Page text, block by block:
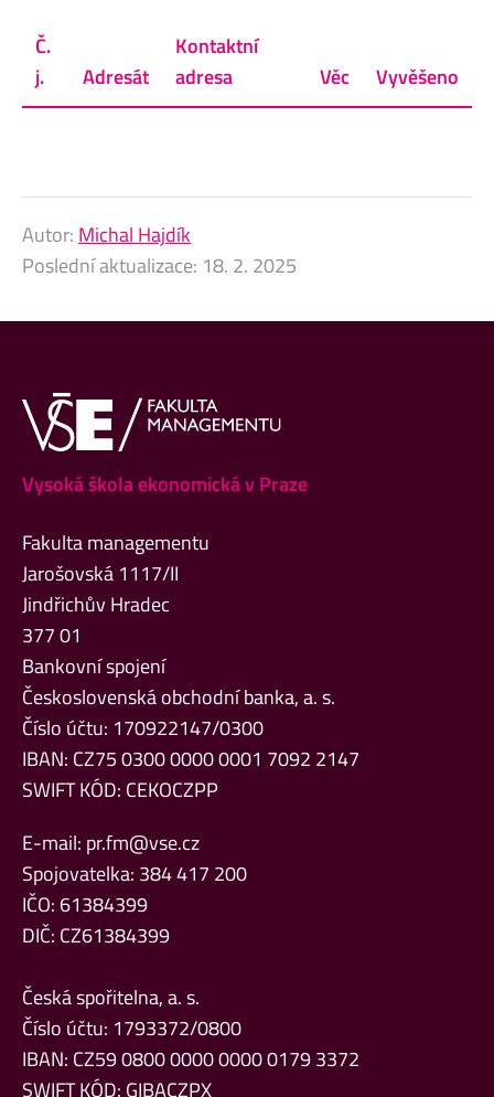
Č.
j.
Adresát
Kontaktní
adresa
Věc Vyvěšeno
Autor: Michal Hajdík
Poslední aktualizace: 18. 2. 2025
Vysoká škola ekonomická v Praze
Fakulta managementu
Jarošovská 1117/II
Jindřichův Hradec
377 01
Bankovní spojení
Československá obchodní banka, a. s.
Číslo účtu: 170922147/0300
IBAN: CZ75 0300 0000 0001 7092 2147
SWIFT KÓD: CEKOCZPP
E-mail: pr.fm@vse.cz
Spojovatelka: 384 417 200
IČO: 61384399
DIČ: CZ61384399
Česká spořitelna, a. s.
Číslo účtu: 1793372/0800
IBAN: CZ59 0800 0000 0000 0179 3372
SWIFT KÓD: GIBACZPX